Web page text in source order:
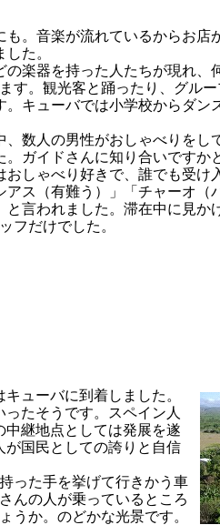
。音楽が流れているからお店
た。
楽器を持った人たちが現れ、
す。観光客と踊ったり、グルー
キューバでは小学校からダン
数人の男性がおしゃべりをし
ガイドさんに知り合いですか
しゃべり好きで、誰でも受け
ス（有難う）」「チャーオ（
言われました。滞在中に見か
フだけでした。
ューバに到着しました。
たそうです。スペイン人
継地点としては発展を遂
国民としての誇りと自信
った手を挙げて行きかう車
んの人が乗っているところ
うか。のどかな光景です。